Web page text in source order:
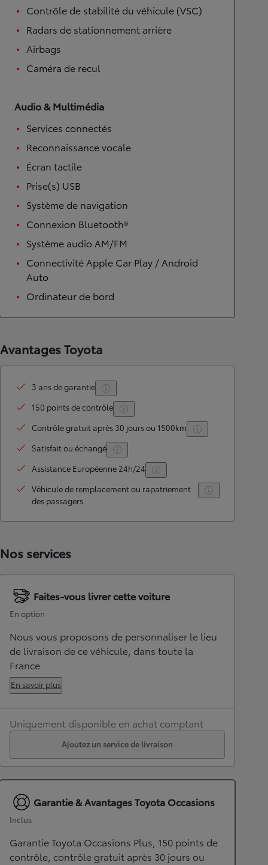
Contrôle de stabilité du véhicule (VSC)
Radars de stationnement arrière
Airbags
Caméra de recul
Audio & Multimédia
Services connectés
Reconnaissance vocale
Écran tactile
Prise(s) USB
Système de navigation
Connexion Bluetooth®
Système audio AM/FM
Connectivité Apple Car Play / Android
Auto
Ordinateur de bord
Avantages Toyota
3 ans de garantie
150 points de contrôle
Contrôle gratuit après 30 jours ou 1500km
Satisfait ou échangé
Assistance Européenne 24h/24
Véhicule de remplacement ou rapatriement
des passagers
Nos services
Faites-vous livrer cette voiture
En option
Nous vous proposons de personnaliser le lieu
de livraison de ce véhicule, dans toute la
France
En savoir plus
Uniquement disponible en achat comptant
Ajoutez un service de livraison
Garantie & Avantages Toyota Occasions
Inclus
Garantie Toyota Occasions Plus, 150 points de
contrôle, contrôle gratuit après 30 jours ou